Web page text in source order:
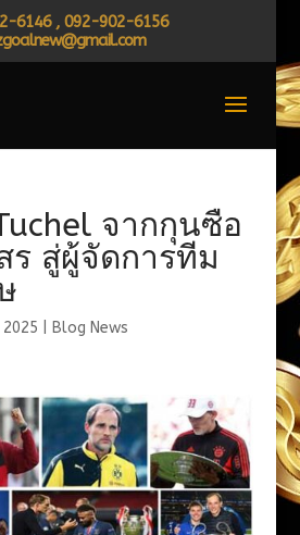
6146 , 092-902-6156
จากกุนซือ
ร สู่ผู้จัดการทีม
2025 Blog News